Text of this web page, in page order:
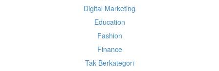
Digital Marketing
Education
Fashion
Finance
Tak Berkategori